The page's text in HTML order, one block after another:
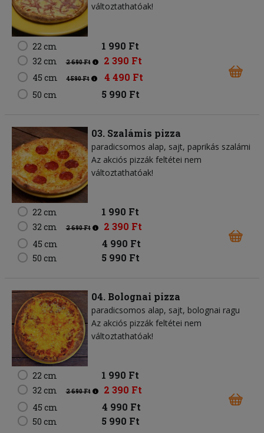
változtathatóak!
22 cm 1 990 Ft
32 cm 2 690 Ft 2 390 Ft
45 cm 4 590 Ft 4 490 Ft
50 cm 5 990 Ft
03. Szalámis pizza
paradicsomos alap sajt paprikás szalámi
Az akciós pizzák feltétei nem
változtathatóak!
22 cm 1 990 Ft
32 cm 2 690 Ft 2 390 Ft
45 cm 4 990 Ft
50 cm 5 990 Ft
04. Bolognai pizza
paradicsomos alap sajt bolognai ragu
Az akciós pizzák feltétei nem
változtathatóak!
22 cm 1 990 Ft
32 cm 2 690 Ft 2 390 Ft
45 cm 4 990 Ft
50 cm 5 990 Ft